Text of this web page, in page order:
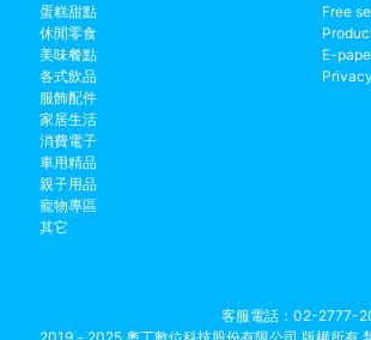
蛋糕甜點
休閒零食
美味餐點
各式飲品
服飾配件
家居生活
消費電子
車用精品
親子用品
寵物專區
其它
Free
E-
客服電話
02-2777-